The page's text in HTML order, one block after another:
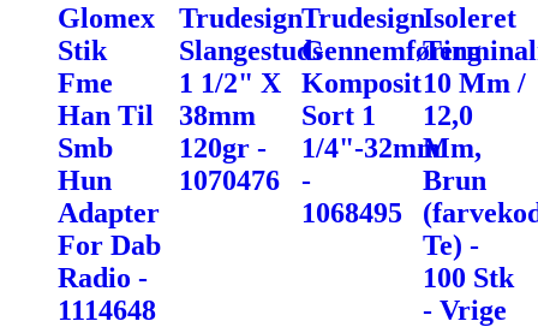
Glomex
Stik
Fme
Han Til
Smb
Hun
Adapter
For Dab
Radio -
1114648
Trudesign
Slangestuds
1 1/2" X
38mm
120gr -
1070476
Trudesign
Gennemføring
Komposit
Sort 1
1/4"-32mm
-
1068495
Isoleret
10 Mm /
12,0
Mm,
Brun
Te) -
100 Stk
- Vrige